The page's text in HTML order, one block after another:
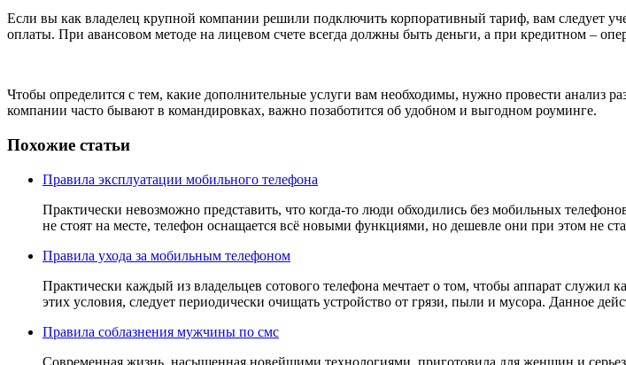
Если вы как владелец крупной компании решили подключить корпоративный тариф, вам следует
оплаты. При авансовом методе на лицевом счете всегда должны быть деньги, а при кредитном –
Чтобы определится с тем, какие дополнительные услуги вам необходимы, нужно провести анализ
компании часто бывают в командировках, важно позаботится об удобном и выгодном роуминге.
Похожие статьи
Правила эксплуатации мобильного телефона
Практически невозможно представить, что когда-то люди обходились без мобильных
не стоят на месте, телефон оснащается всё новыми функциями, но дешевле они при этом не
Правила ухода за мобильным телефоном
Практически каждый из владельцев сотового телефона мечтает о том, чтобы аппарат
этих условия, следует периодически очищать устройство от грязи, пыли и мусора. Данное
Правила соблазнения мужчины по смс
Современная жизнь, насыщенная новейшими технологиями, приготовила для женщин и